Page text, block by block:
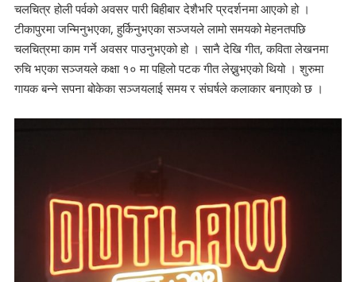
चलचित्र होली पर्वको अवसर पारी बिहीबार देशैभरि प्रदर्शनमा आएको हो ।
टीकापुरमा जन्मिनुभएका, हुर्किनुभएका सञ्जयले लामो समयको मेहनतपछि
चलचित्रमा काम गर्ने अवसर पाउनुभएको हो । सानै देखि गीत, कविता लेखनमा
रुचि भएका सञ्जयले कक्षा १० मा पहिलो पटक गीत लेख्नुभएको थियो । शुरुमा
गायक बन्ने सपना बोकेका सञ्जयलाई समय र संघर्षले कलाकार बनाएको छ ।